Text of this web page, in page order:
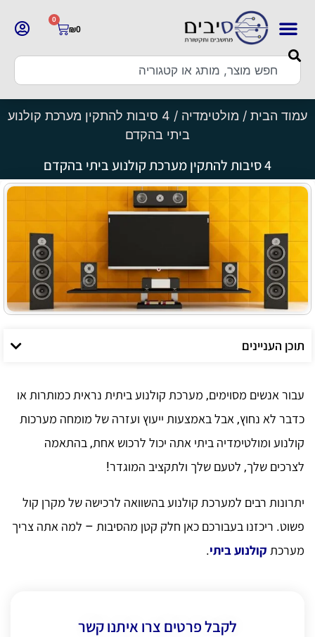
₪0
0
עמוד הבית / מולטימדיה
/ 4 סיבות להתקין מערכת קולנוע
ביתי בהקדם
4 סיבות להתקין מערכת קולנוע ביתי בהקדם
תוכן העניינים
עבור אנשים מסוימים, מערכת קולנוע ביתית נראית כמותרות או
כדבר לא נחוץ, אבל באמצעות ייעוץ ועזרה של מומחה מערכות
קולנוע ומולטימדיה ביתי אתה יכול לרכוש אחת, בהתאמה
לצרכים שלך, לטעם שלך ולתקציב המוגדר!
יתרונות רבים למערכת קולנוע בהשוואה לרכישה של מקרן קול
פשוט. ריכזנו בעבורכם כאן חלק קטן מהסיבות – למה אתה צריך
מערכת קולנוע ביתי.
לקבל פרטים צרו איתנו קשר